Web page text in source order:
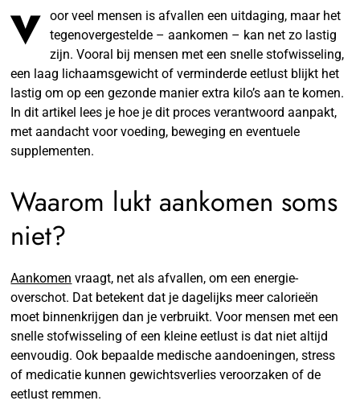
V
oor veel mensen is afvallen een uitdaging, maar het
tegenovergestelde – aankomen – kan net zo lastig
zijn. Vooral bij mensen met een snelle stofwisseling,
een laag lichaamsgewicht of verminderde eetlust blijkt het
lastig om op een gezonde manier extra kilo’s aan te komen.
In dit artikel lees je hoe je dit proces verantwoord aanpakt,
met aandacht voor voeding, beweging en eventuele
supplementen.
Waarom lukt aankomen soms
niet?
Aankomen vraagt, net als afvallen, om een energie-
overschot. Dat betekent dat je dagelijks meer calorieën
moet binnenkrijgen dan je verbruikt. Voor mensen met een
snelle stofwisseling of een kleine eetlust is dat niet altijd
eenvoudig. Ook bepaalde medische aandoeningen, stress
of medicatie kunnen gewichtsverlies veroorzaken of de
eetlust remmen.